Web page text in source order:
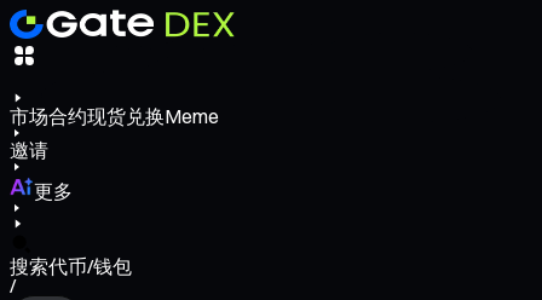
市场合约现货兑换Meme
邀请
更多
搜索代币/钱包
/